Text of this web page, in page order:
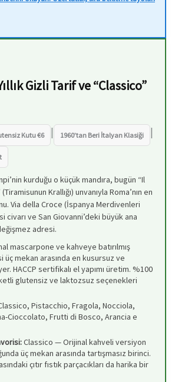
Gizli Tarif ve “Classico”
Kutu €6 | 1960’tan Beri İtalyan Klasiği |
kurduğu o küçük mandıra, bugün “Il
Krallığı) unvanıyla Roma’nın en
Via della Croce (İspanya Merdivenleri
civarı ve San Giovanni’deki büyük ana
adresi.
mascarpone ve kahveye batırılmış
mekan arasında en kusursuz ve
HACCP sertifikalı el yapımı üretim. %100
glutensiz ve laktozsuz seçenekleri
Pistacchio, Fragola, Nocciola,
Cioccolato, Frutti di Bosco, Arancia e
Classico — Orijinal kahveli versiyon
üç mekan arasında tartışmasız birinci.
çıtır fıstık parçacıkları da harika bir